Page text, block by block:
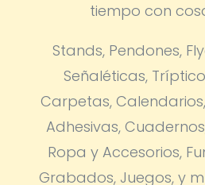
tiempo con
Stands, Pendones,
Señaléticas,
Carpetas,
Adhesivas,
Ropa y Accesorios,
Grabados, Juegos, y